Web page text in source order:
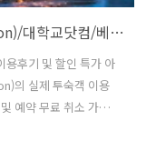
더 레버리 사이공 (The Reverie Saigon)/대학교닷컴/베트남호텔/호치민
후기 및 할인 특가 아
의 실제 투숙객 이용
예약 무료 취소 가능
Saigon) 22 - 36